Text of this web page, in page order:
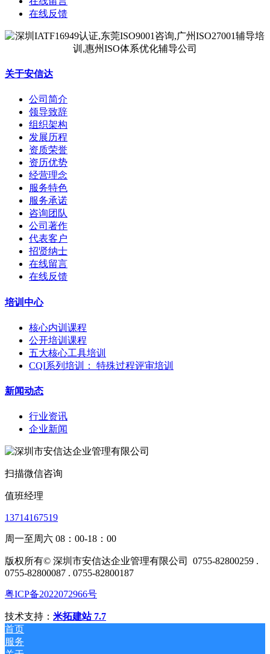
在线反馈
关于安信达
公司简介
领导致辞
组织架构
发展历程
资质荣誉
资历优势
经营理念
服务特色
服务承诺
咨询团队
公司著作
代表客户
招贤纳士
在线留言
在线反馈
培训中心
核心内训课程
公开培训课程
五大核心工具培训
CQI系列培训： 特殊过程评审培训
新闻动态
行业资讯
企业新闻
扫描微信咨询
值班经理
13714167519
周一至周六 08：00-18：00
版权所有© 深圳市安信达企业管理有限公司
0755-82800259 .
0755-82800087 . 0755-82800187
粤ICP备2022072966号
技术支持： 米拓建站 7.7
首页
服务